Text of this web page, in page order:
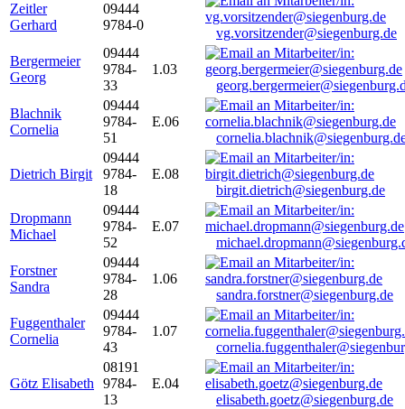
Zeitler
Gerhard
09444
9784-0
vg.vorsitzender@siegenburg.de
Bergermeier
Georg
09444
9784-
33
1.03
Blachnik
Cornelia
09444
9784-
51
E.06
Dietrich Birgit
09444
9784-
18
E.08
birgit.dietrich@siegenburg.de
Dropmann
Michael
09444
9784-
52
E.07
Forstner
Sandra
09444
9784-
28
1.06
sandra.forstner@siegenburg.de
Fuggenthaler
Cornelia
09444
9784-
43
1.07
Götz Elisabeth
08191
9784-
13
E.04
elisabeth.goetz@siegenburg.de